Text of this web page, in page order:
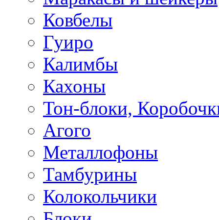
Ковбелы
Гуиро
Калимбы
Кахоны
Тон-блоки,
Агого
Металлофоны
Тамбурины
Колокольчики